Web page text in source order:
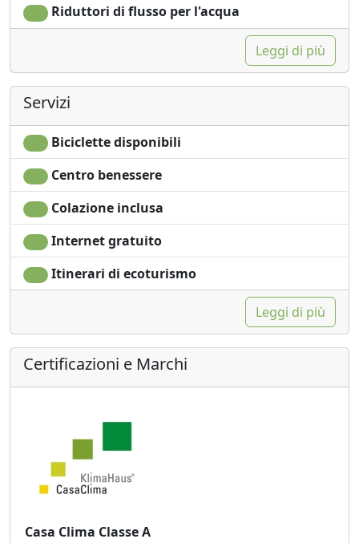
Riduttori di flusso per l'acqua
Leggi di più
Servizi
Biciclette disponibili
Centro benessere
Colazione inclusa
Internet gratuito
Itinerari di ecoturismo
Leggi di più
Certificazioni e Marchi
Casa Clima Classe A